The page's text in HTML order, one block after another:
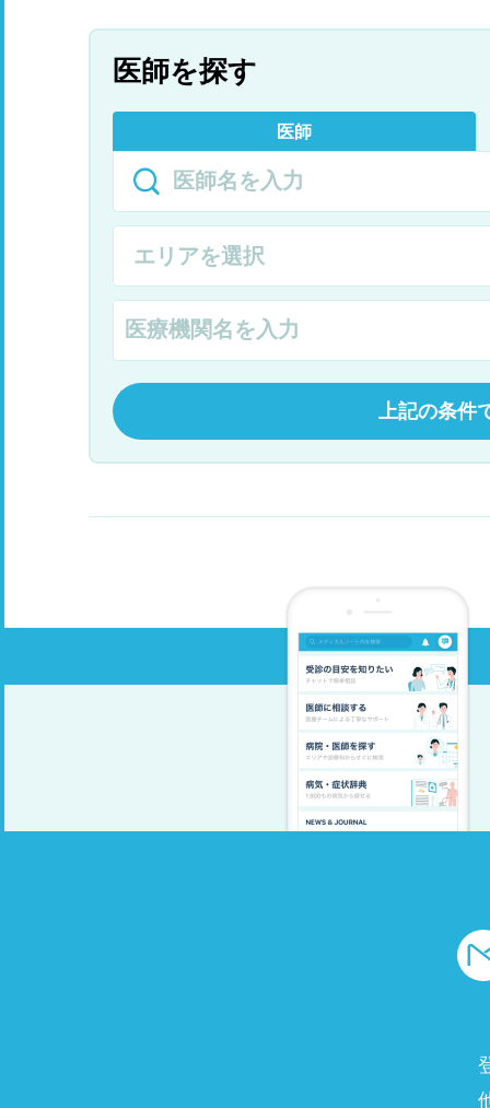
医師を探す
医師
上記の条件